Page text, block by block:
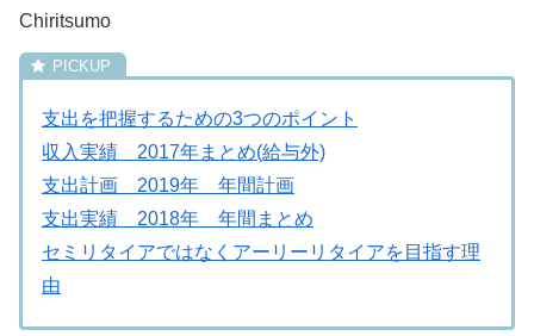
Chiritsumo
支出を把握するための3つのポイント
収入実績 2017年まとめ(給与外)
支出計画 2019年 年間計画
支出実績 2018年 年間まとめ
セミリタイアではなくアーリーリタイアを目指す理
由